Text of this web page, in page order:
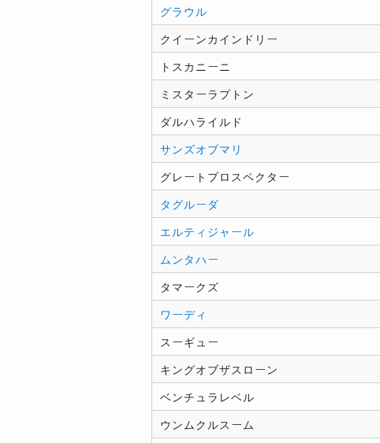
グラウル
クイーンカインドリー
トスカニーニ
ミスターラプトン
ダルハライルド
サンズオブマリ
グレートプロスペクター
タグルーダ
エルティジャール
ムンタハー
タマークズ
ワーディ
スーギュー
キングオブザスローン
ベンチュラレベル
ウンムクルスーム